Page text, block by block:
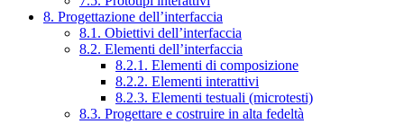
8. Progettazione dell’interfaccia
8.1. Obiettivi dell’interfaccia
8.2. Elementi dell’interfaccia
8.2.1. Elementi di composizione
8.2.2. Elementi interattivi
8.2.3. Elementi testuali (microtesti)
8.3. Progettare e costruire in alta fedeltà